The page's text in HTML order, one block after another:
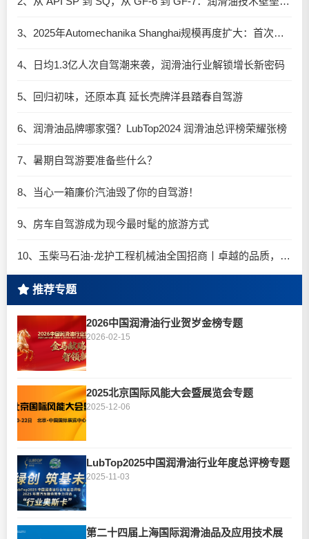
3、2025年Automechanika Shanghai规模再度扩大：首次启用国家会展中心（上海）全部15个展馆
4、日均1.3亿人次自驾潮来袭，润滑油行业解锁增长新密码​
5、回归初味，还原本真 延长壳牌洋县踏春自驾游
6、润滑油品牌哪家强？LubTop2024 润滑油总评榜荣耀张榜
7、暑期自驾游要准备些什么？
8、当心一箱廉价汽油毁了你的自驾游！
9、房车自驾游成为现今最时髦的旅游方式
10、玉柴马石油-龙护工程机械油全国招商丨卓越的品质，专业的品牌！
推荐专题
2026中国润滑油行业贺岁金榜专题
2026-02-15
2025北京国际风能大会暨展览会专题
2025-12-06
LubTop2025中国润滑油行业年度总评榜专题
2025-11-03
第二十四届上海国际润滑油品及应用技术展